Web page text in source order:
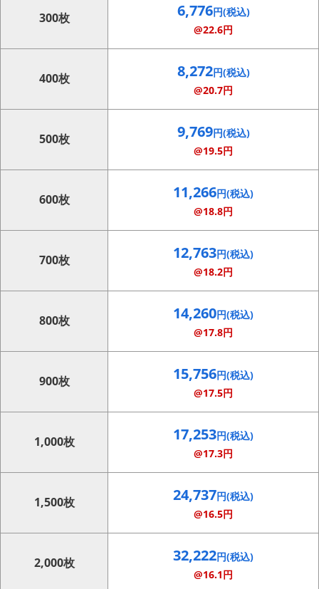
300枚 6,776円(税込)
@22.6円
400枚 8,272円(税込)
@20.7円
500枚 9,769円(税込)
@19.5円
600枚 11,266円(税込)
@18.8円
700枚 12,763円(税込)
@18.2円
800枚 14,260円(税込)
@17.8円
900枚 15,756円(税込)
@17.5円
1,000枚 17,253円(税込)
@17.3円
1,500枚 24,737円(税込)
@16.5円
2,000枚 32,222円(税込)
@16.1円